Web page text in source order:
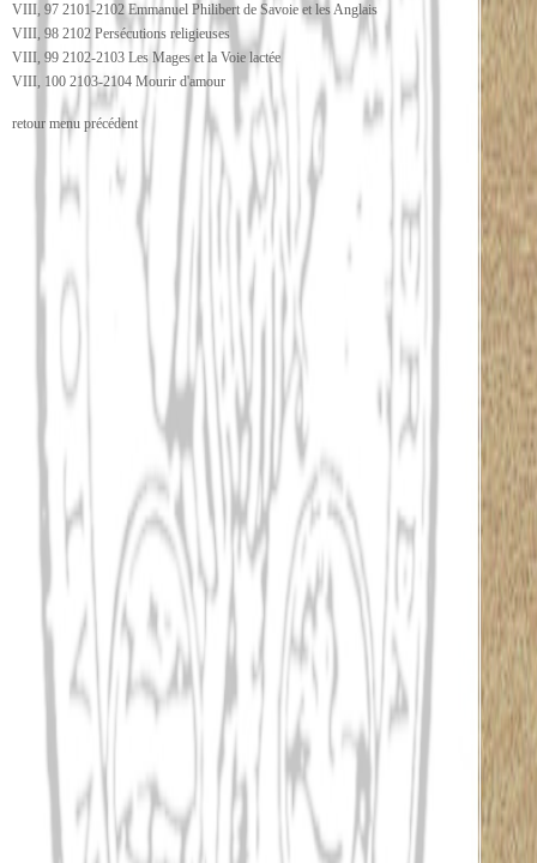
VIII, 97 2101-2102 Emmanuel Philibert de Savoie et les Anglais
VIII, 98 2102 Persécutions religieuses
VIII, 99 2102-2103 Les Mages et la Voie lactée
VIII, 100 2103-2104 Mourir d'amour
retour menu précédent